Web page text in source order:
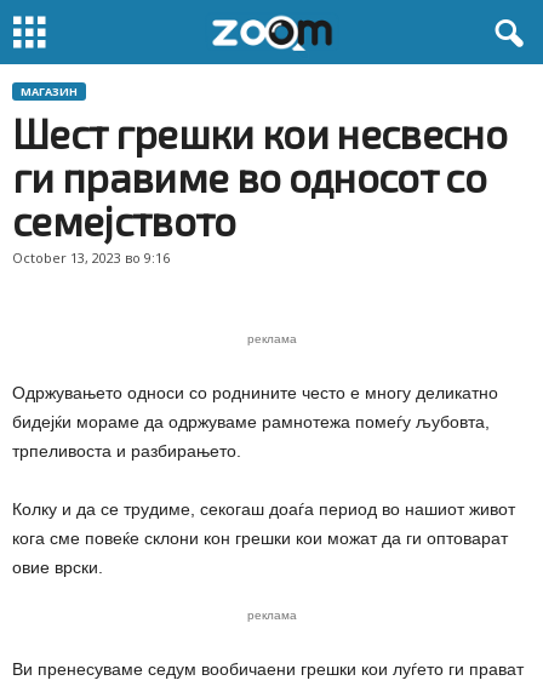
МАГАЗИН
Шест грешки кои несвесно
ги правиме во односот со
семејството
October 13, 2023 во 9:16
реклама
Одржувањето односи со роднините често е многу деликатно
бидејќи мораме да одржуваме рамнотежа помеѓу љубовта,
трпеливоста и разбирањето.
Колку и да се трудиме, секогаш доаѓа период во нашиот живот
кога сме повеќе склони кон грешки кои можат да ги оптоварат
овие врски.
реклама
Ви пренесуваме седум вообичаени грешки кои луѓето ги прават